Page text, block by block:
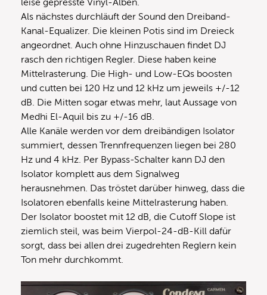
leise gepresste Vinyl-Alben.
Als nächstes durchläuft der Sound den Dreiband-
Kanal-Equalizer. Die kleinen Potis sind im Dreieck
angeordnet. Auch ohne Hinzuschauen findet DJ
rasch den richtigen Regler. Diese haben keine
Mittelrasterung. Die High- und Low-EQs boosten
und cutten bei 120 Hz und 12 kHz um jeweils +/-12
dB. Die Mitten sogar etwas mehr, laut Aussage von
Medhi El-Aquil bis zu +/-16 dB.
Alle Kanäle werden vor dem dreibändigen Isolator
summiert, dessen Trennfrequenzen liegen bei 280
Hz und 4 kHz. Per Bypass-Schalter kann DJ den
Isolator komplett aus dem Signalweg
herausnehmen. Das tröstet darüber hinweg, dass die
Isolatoren ebenfalls keine Mittelrasterung haben.
Der Isolator boostet mit 12 dB, die Cutoff Slope ist
ziemlich steil, was beim Vierpol-24-dB-Kill dafür
sorgt, dass bei allen drei zugedrehten Reglern kein
Ton mehr durchkommt.